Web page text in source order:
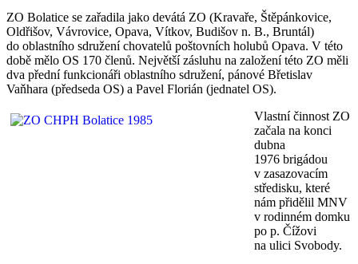
ZO Bolatice se zařadila jako devátá ZO (Kravaře, Štěpánkovice,
Oldřišov, Vávrovice, Opava, Vítkov, Budišov n. B., Bruntál)
do oblastního sdružení chovatelů poštovních holubů Opava. V této
době mělo OS 170 členů. Největší zásluhu na založení této ZO měli
dva přední funkcionáři oblastního sdružení, pánové Břetislav
Vaňhara (předseda OS) a Pavel Florián (jednatel OS).
Vlastní činnost ZO
začala na konci
dubna
1976 brigádou
v zasazovacím
středisku, které
nám přidělil MNV
v rodinném domku
po p. Čížovi
na ulici Svobody.